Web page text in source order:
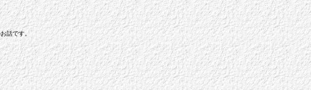
話です。